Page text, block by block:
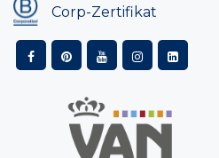
Corp-Zertifikat